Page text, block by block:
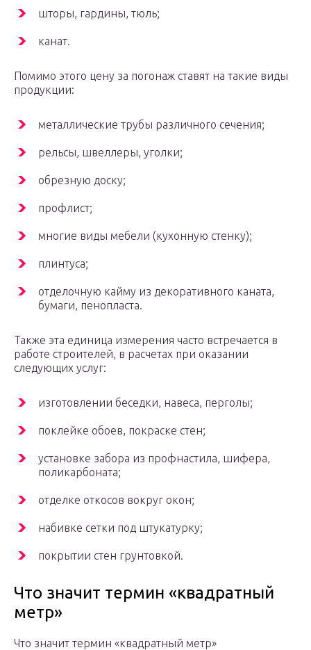
шторы, гардины, тюль;
канат.
Помимо этого цену за погонаж ставят на такие виды
продукции:
металлические трубы различного сечения;
рельсы, швеллеры, уголки;
обрезную доску;
профлист;
многие виды мебели (кухонную стенку);
плинтуса;
отделочную кайму из декоративного каната,
бумаги, пенопласта.
Также эта единица измерения часто встречается в
работе строителей, в расчетах при оказании
следующих услуг:
изготовлении беседки, навеса, перголы;
поклейке обоев, покраске стен;
установке забора из профнастила, шифера,
поликарбоната;
отделке откосов вокруг окон;
набивке сетки под штукатурку;
покрытии стен грунтовкой.
Что значит термин «квадратный
метр»
Что значит термин «квадратный метр»